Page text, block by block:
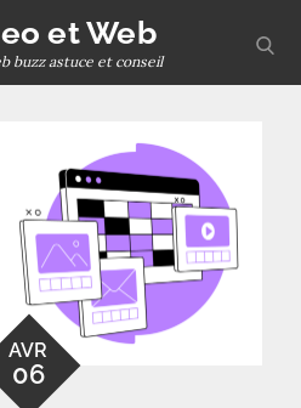
et Web
buzz astuce et conseil
AVR
06